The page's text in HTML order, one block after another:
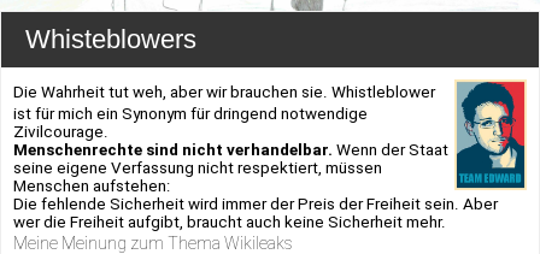
Whisteblowers
Die Wahrheit tut weh, aber wir brauchen sie. Whistleblower
ist für mich ein Synonym für dringend notwendige
Zivilcourage.
Menschenrechte sind nicht verhandelbar. Wenn der Staat
seine eigene Verfassung nicht respektiert, müssen
Menschen aufstehen:
Die fehlende Sicherheit wird immer der Preis der Freiheit sein. Aber
wer die Freiheit aufgibt, braucht auch keine Sicherheit mehr.
Meine Meinung zum Thema Wikileaks